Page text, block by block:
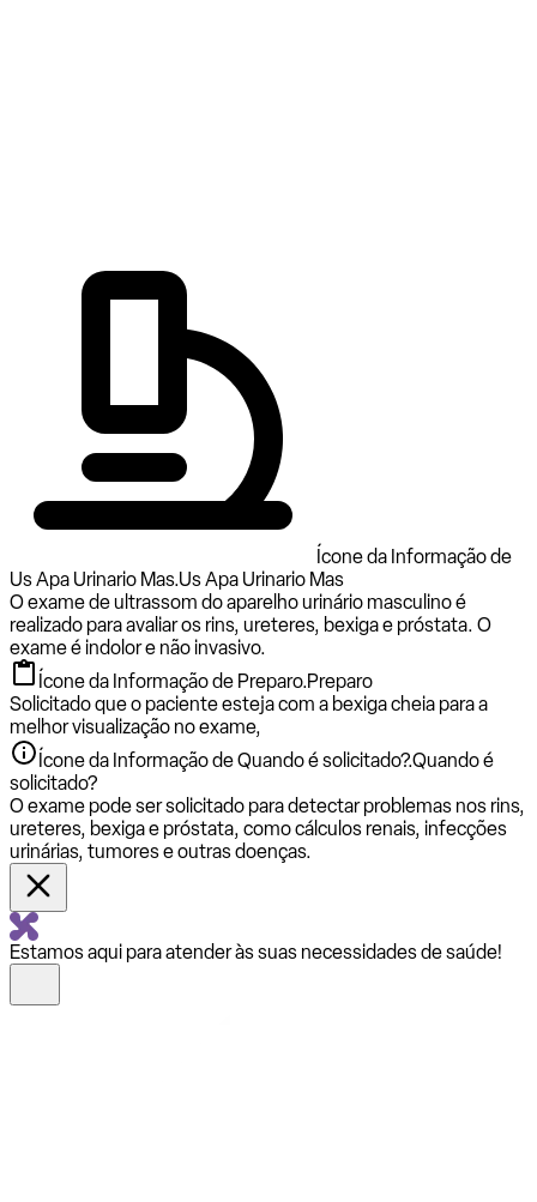
Ícone da Informação de
Us Apa Urinario Mas.Us Apa Urinario Mas
O exame de ultrassom do aparelho urinário masculino é
realizado para avaliar os rins, ureteres, bexiga e próstata. O
exame é indolor e não invasivo.
Ícone da Informação de Preparo.Preparo
Solicitado que o paciente esteja com a bexiga cheia para a
melhor visualização no exame,
Ícone da Informação de Quando é solicitado?.Quando é
solicitado?
O exame pode ser solicitado para detectar problemas nos rins,
ureteres, bexiga e próstata, como cálculos renais, infecções
urinárias, tumores e outras doenças.
Estamos aqui para atender às suas necessidades de saúde!